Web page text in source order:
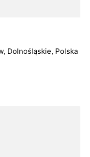
Dolnośląskie, Polska